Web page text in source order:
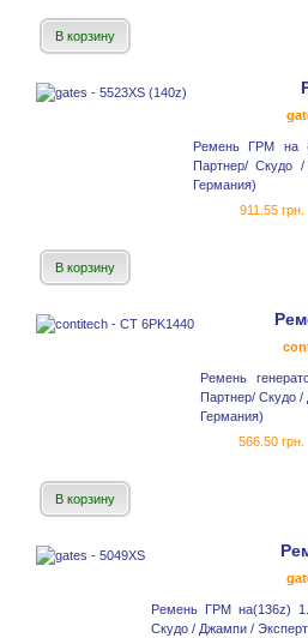
В корзину
Ремень ГРМ на
Партнер/ Скудо
Германия)
911.55 грн.
В корзину
Ремень
Партнер/ Скудо
Германия)
566.50 грн.
В корзину
Ремень ГРМ на(136z)
Скудо / Джампи /